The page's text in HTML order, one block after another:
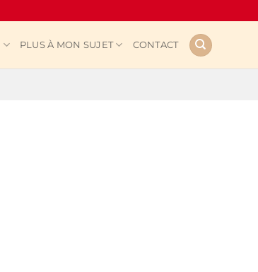
PLUS À MON SUJET CONTACT